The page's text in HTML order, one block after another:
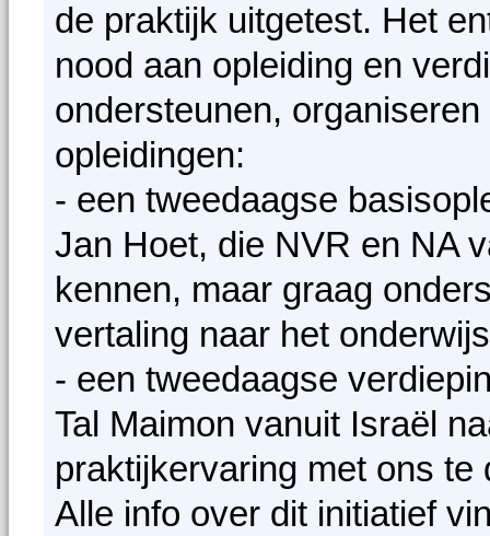
de praktijk uitgetest. Het
nood aan opleiding en
ondersteunen,
opleidingen:
- een tweedaagse
Jan Hoet, die NVR en NA
kennen, maar graag
vertaling naar het
- een tweedaagse
Tal Maimon vanuit Israël
praktijkervaring met ons te
Alle info over dit initiatief